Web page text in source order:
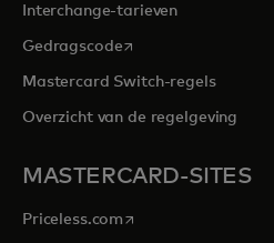
Interchange-tarieven
Gedragscodeopens in a new tab
Mastercard Switch-regels
Overzicht van de regelgeving
MASTERCARD-SITES
Priceless.com opens in a new tab